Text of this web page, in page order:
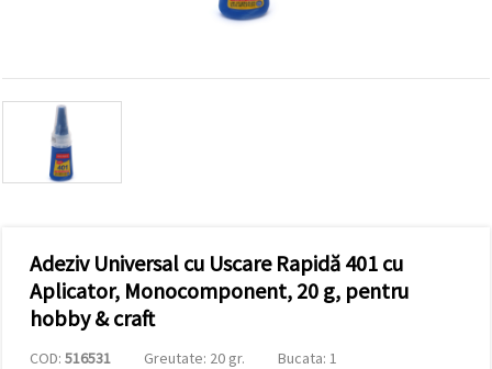
afișa
conținut și
reclame
relevante,
analiză și
marketing.
Puteți fi de
acord să
toate
Adeziv Universal cu Uscare Rapidă 401 cu
Aplicator, Monocomponent, 20 g, pentru
hobby & craft
COD: 516531 Greutate: 20 gr.
Bucata: 1